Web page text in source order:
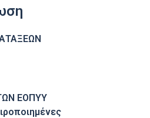
ΕΟΠΥΥ